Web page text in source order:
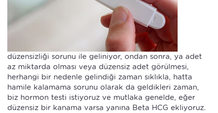
düzensizliği sorunu ile geliniyor, ondan sonra, ya adet
az miktarda olması veya düzensiz adet görülmesi,
herhangi bir nedenle gelindiği zaman sıklıkla, hatta
hamile kalamama sorunu olarak da geldikleri zaman,
biz hormon testi istiyoruz ve mutlaka genelde, eğer
düzensiz bir kanama varsa yanına Beta HCG ekliyoruz.